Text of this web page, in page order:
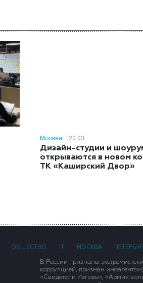
Москва 20:03
Дизайн-студии и
открываются в новом
ТК «Каширский Двор»
ОБЩЕСТВО МОСКВА
В России признаны
коррупцией, признан
«Свидетели Иеговы», «Армия